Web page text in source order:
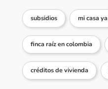
subsidios mi casa ya
finca raíz en colombia
créditos de vivienda